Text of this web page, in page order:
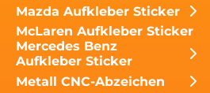
Mazda Aufkleber Sticker
McLaren Aufkleber Sticker
Mercedes Benz
Aufkleber Sticker
Metall CNC-Abzeichen